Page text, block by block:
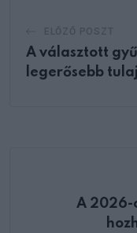
A választott
legerősebb
A 2026-